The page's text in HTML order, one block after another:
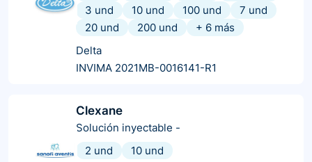
3 und
10 und 100 und
7 und
20 und
200 und + 6 más
Delta
INVIMA 2021MB-0016141-R1
Clexane
Solución inyectable -
2 und
10 und